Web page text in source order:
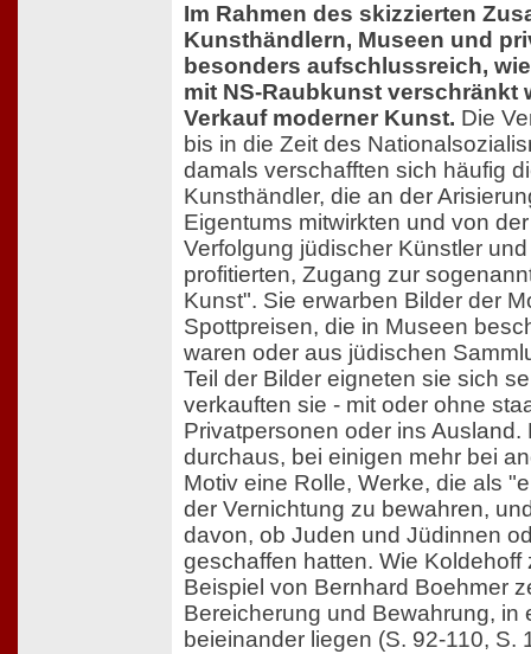
Im Rahmen des skizzierten
Kunsthändlern, Museen und
besonders aufschlussreich,
mit NS-Raubkunst verschränkt
Verkauf moderner Kunst. Die
bis in die Zeit des
damals verschafften sich häufig
Kunsthändler, die an der
Eigentums mitwirkten und von
Verfolgung jüdischer Künstler
profitierten, Zugang zur
Kunst". Sie erwarben Bilder der
Spottpreisen, die in Museen
waren oder aus jüdischen
Teil der Bilder eigneten sie sich
verkauften sie - mit oder ohne
Privatpersonen oder ins Ausland.
durchaus, bei einigen mehr bei
Motiv eine Rolle, Werke, die als
der Vernichtung zu bewahren,
davon, ob Juden und Jüdinnen
geschaffen hatten. Wie Koldehoff
Beispiel von Bernhard Boehmer
Bereicherung und Bewahrung, in
beieinander liegen (S. 92-110, S.